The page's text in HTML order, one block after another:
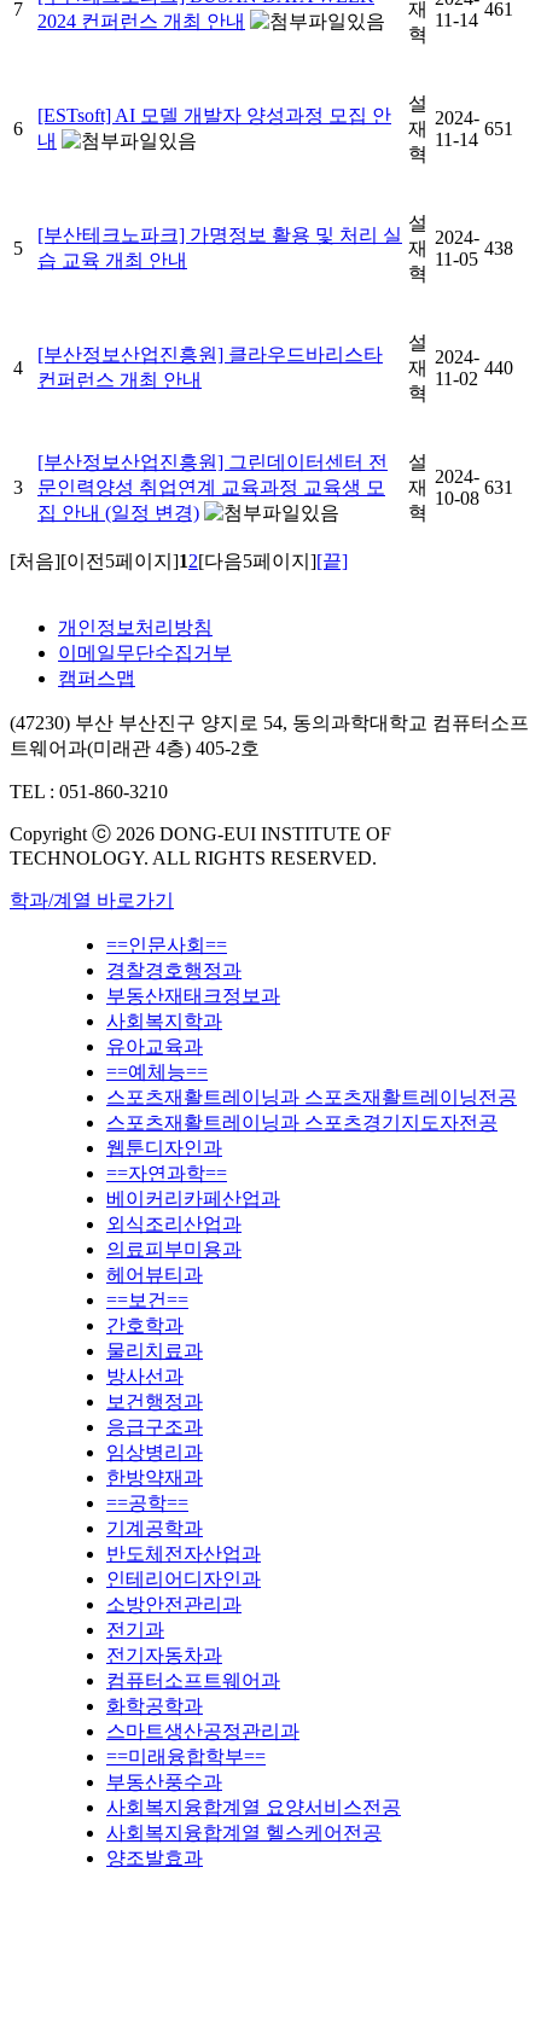
7
2024 컨퍼런스 개최 안내
재
혁
11-14
461
6
[ESTsoft] AI 모델 개발자 양성과정 모집 안
내
설
재
혁
2024-
11-14
651
5
[부산테크노파크] 가명정보 활용 및 처리 실
습 교육 개최 안내
설
재
혁
2024-
11-05
438
4
[부산정보산업진흥원] 클라우드바리스타
컨퍼런스 개최 안내
설
재
혁
2024-
11-02
440
3
[부산정보산업진흥원] 그린데이터센터 전
문인력양성 취업연계 교육과정 교육생 모
집 안내 (일정 변경)
설
재
혁
2024-
10-08
631
[처음] [이전5페이지]12[다음5페이지] [끝]
개인정보처리방침
이메일무단수집거부
캠퍼스맵
(47230) 부산 부산진구 양지로 54, 동의과학대학교 컴퓨터소프
트웨어과(미래관 4층) 405-2호
TEL : 051-860-3210
Copyright ⓒ 2026 DONG-EUI INSTITUTE OF
TECHNOLOGY. ALL RIGHTS RESERVED.
학과/계열 바로가기
==인문사회==
경찰경호행정과
부동산재태크정보과
사회복지학과
유아교육과
==예체능==
스포츠재활트레이닝과 스포츠재활트레이닝전공
스포츠재활트레이닝과 스포츠경기지도자전공
웹툰디자인과
==자연과학==
베이커리카페산업과
외식조리산업과
의료피부미용과
헤어뷰티과
==보건==
간호학과
물리치료과
방사선과
보건행정과
응급구조과
임상병리과
한방약재과
==공학==
기계공학과
반도체전자산업과
인테리어디자인과
소방안전관리과
전기과
전기자동차과
컴퓨터소프트웨어과
화학공학과
스마트생산공정관리과
==미래융합학부==
부동산풍수과
사회복지융합계열 요양서비스전공
사회복지융합계열 헬스케어전공
양조발효과